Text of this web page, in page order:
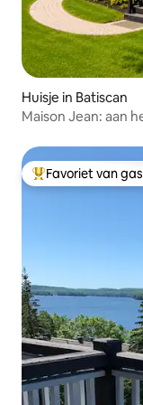
Huisje in Batiscan
Maison Jean: aan
Topfavoriet van
Favoriet van